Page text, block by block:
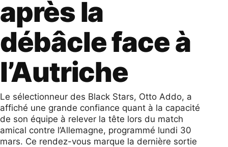
après la
débâcle face à
l’Autriche
Le sélectionneur des Black Stars, Otto Addo, a
affiché une grande confiance quant à la capacité
de son équipe à relever la tête lors du match
amical contre l’Allemagne, programmé lundi 30
mars. Ce rendez-vous marque la dernière sortie